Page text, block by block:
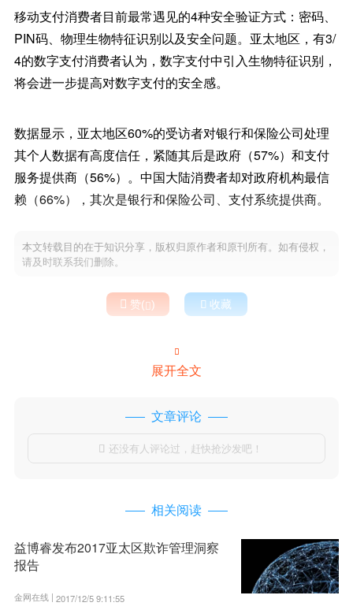
移动支付消费者目前最常遇见的4种安全验证方式：密码、
PIN码、物理生物特征识别以及安全问题。亚太地区，有3/
4的数字支付消费者认为，数字支付中引入生物特征识别，
将会进一步提高对数字支付的安全感。
数据显示，亚太地区60%的受访者对银行和保险公司处理
其个人数据有高度信任，紧随其后是政府（57%）和支付
服务提供商（56%）。中国大陆消费者却对政府机构最信
赖（66%），其次是银行和保险公司、支付系统提供商。
本文转载目的在于知识分享，版权归原作者和原刊所有。如有侵权，
请及时联系我们删除。
 赞()  收藏

展开全文
文章评论
 还没有人评论过，赶快抢沙发吧！
相关阅读
益博睿发布2017亚太区欺诈管理洞察
报告
金网在线 | 2017/12/5 9:11:55